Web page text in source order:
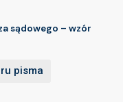
sądowego – wzór
pisma